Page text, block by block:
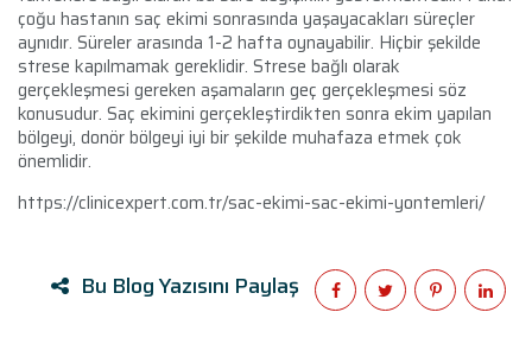
çoğu hastanın saç ekimi sonrasında yaşayacakları süreçler
aynıdır. Süreler arasında 1-2 hafta oynayabilir. Hiçbir şekilde
strese kapılmamak gereklidir. Strese bağlı olarak
gerçekleşmesi gereken aşamaların geç gerçekleşmesi söz
konusudur. Saç ekimini gerçekleştirdikten sonra ekim yapılan
bölgeyi, donör bölgeyi iyi bir şekilde muhafaza etmek çok
önemlidir.
https://clinicexpert.com.tr/sac-ekimi-sac-ekimi-yontemleri/
Bu Blog Yazısını Paylaş